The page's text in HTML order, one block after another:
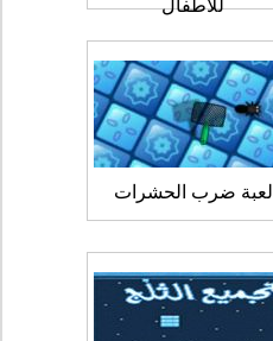
للاطفال
لعبة ضرب الحشرات